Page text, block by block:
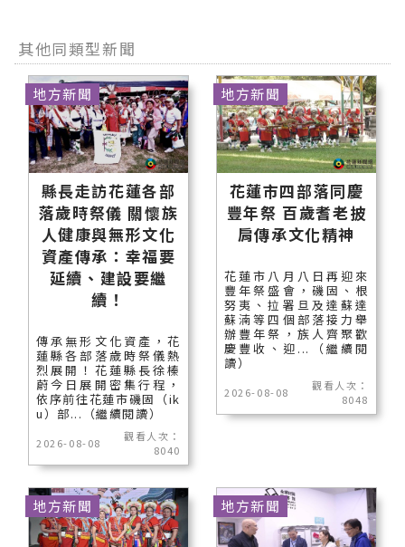
其他同類型新聞
縣長走訪花蓮各部
落歲時祭儀 關懷族
人健康與無形文化
資產傳承：幸福要
延續、建設要繼
續！
傳承無形文化資產，花
蓮縣各部落歲時祭儀熱
烈展開！花蓮縣長徐榛
蔚今日展開密集行程，
依序前往花蓮市磯固（ik
u）部...（繼續閱讀）
2026-08-08
觀看人次：
8040
地方新聞
花蓮市四部落同慶
豐年祭 百歲耆老披
肩傳承文化精神
花蓮市八月八日再迎來
豐年祭盛會，磯固、根
努夷、拉署旦及達蘇達
蘇湳等四個部落接力舉
辦豐年祭，族人齊聚歡
慶豐收、迎...（繼續閱
讀）
2026-08-08
觀看人次：
8048
地方新聞
地方新聞 地方新聞